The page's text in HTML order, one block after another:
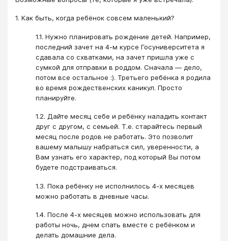
1. Как быть, когда ребёнок совсем маленький?
1.1. Нужно планировать рождение детей. Например,
последний зачет на 4-м курсе Госуниверситета я
сдавала со схватками, на зачет пришла уже с
сумкой для отправки в роддом. Сначала — дело,
потом все остальное :). Третьего ребёнка я родила
во время рождественских каникул. Просто
планируйте.
1.2. Дайте месяц себе и ребёнку наладить контакт
друг с другом, с семьей. Т.е. старайтесь первый
месяц после родов не работать. Это позволит
вашему малышу набраться сил, уверенности, а
Вам узнать его характер, под который Вы потом
будете подстраиваться.
1.3. Пока ребёнку не исполнилось 4-х месяцев
можно работать в дневные часы.
1.4. После 4-х месяцев можно использовать для
работы ночь, днем спать вместе с ребёнком и
делать домашние дела.